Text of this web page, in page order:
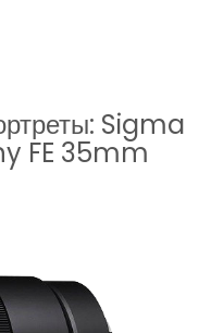
Sigma
FE 35mm